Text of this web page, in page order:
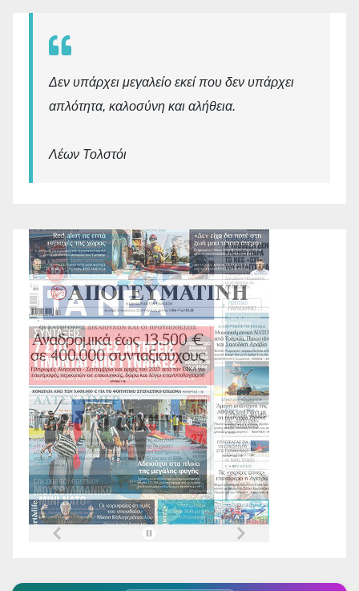
Δεν υπάρχει μεγαλείο εκεί που δεν υπάρχει
απλότητα, καλοσύνη και αλήθεια.
Λέων Τολστόι